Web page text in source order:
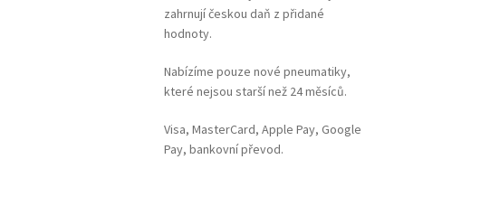
zahrnují českou daň z přidané
hodnoty.
Nabízíme pouze nové pneumatiky,
které nejsou starší než 24 měsíců.
Visa, MasterCard, Apple Pay, Google
Pay, bankovní převod.